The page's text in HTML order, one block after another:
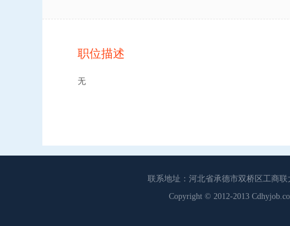
职位描述
无
联系地址：河北省承德市双桥区工商联
Copyright © 2012-2013